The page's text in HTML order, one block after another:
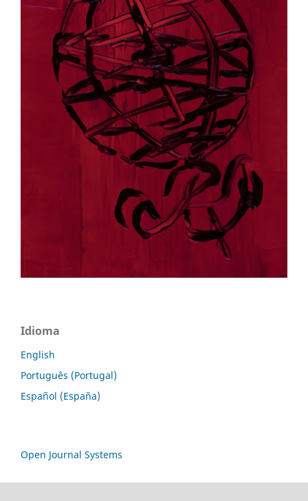
Idioma
English
Português (Portugal)
Español (España)
Open Journal Systems